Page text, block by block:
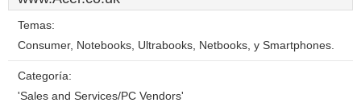
Temas:
Consumer, Notebooks, Ultrabooks, Netbooks, y Smartphones.
Categoría:
'Sales and Services/PC Vendors'